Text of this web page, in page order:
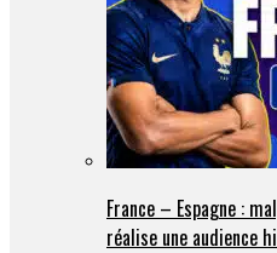
France – Espagne :
réalise une audience